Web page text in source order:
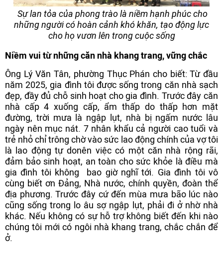
Sự lan tỏa của phong trào là niềm hạnh phúc cho
những người có hoàn cảnh khó khăn, tạo động lực
cho họ vươn lên trong cuộc sống
Niềm vui từ những căn nhà khang trang, vững chắc
Ông Lý Văn Tân, phường Thục Phán cho biết: Từ đầu
năm 2025, gia đình tôi được sống trong căn nhà sạch
đẹp, đầy đủ chỗ sinh hoạt cho gia đình. Trước đây căn
nhà cấp 4 xuống cấp, ẩm thấp do thấp hơn mặt
đường, trời mưa là ngập lụt, nhà bị ngấm nước lâu
ngày nên mục nát. 7 nhân khẩu cả người cao tuổi và
trẻ nhỏ chỉ trông chờ vào sức lao động chính của vợ tôi
là lao động tự donên việc có một căn nhà rộng rãi,
đảm bảo sinh hoạt, an toàn cho sức khỏe là điều mà
gia đình tôi không bao giờ nghĩ tới. Gia đình tôi vô
cùng biết ơn Đảng, Nhà nước, chính quyền, đoàn thể
địa phương. Trước đây cứ đến mùa mưa bão lúc nào
cũng sống trong lo âu sợ ngập lụt, phải đi ở nhờ nhà
khác. Nếu không có sự hỗ trợ không biết đến khi nào
chúng tôi mới có ngôi nhà khang trang, chắc chắn để
ở.